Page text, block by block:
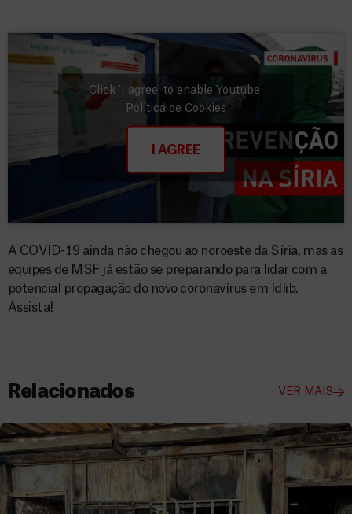
Click 'I agree' to enable Youtube
Política de Cookies
I AGREE
A COVID-19 ainda não chegou ao noroeste da Síria, mas as
equipes de MSF já estão se preparando para lidar com a
potencial propagação do novo coronavírus em Idlib.
Assista!
Relacionados VER MAIS